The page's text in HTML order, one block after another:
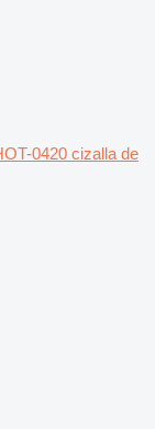
0420 cizalla de